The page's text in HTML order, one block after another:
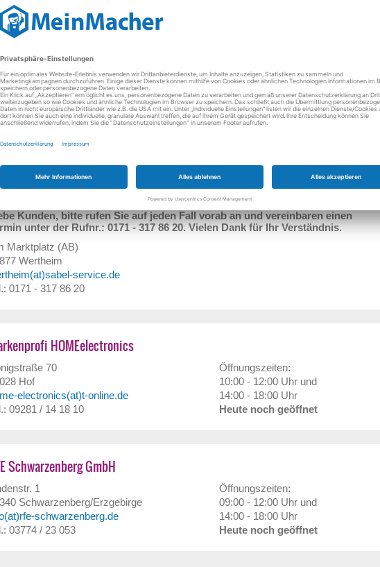
09232 / 69 00
Profi Kraus GmbH
6
Königsbach-Stein
Profi-Kraus.de
Öffnungszeiten:
08:00 - 12:30 Uhr und
15:00 - 18:00 Uhr
- Reparatur Schnell-Service Sabel
Kunden, bitte rufen Sie auf jeden Fall vorab an und vereinbaren einen
unter der Rufnr.: 0171 - 317 86 20. Vielen Dank für Ihr Verständnis.
Marktplatz (AB)
Wertheim
service.de
0171 - 317 86 20
HOMEelectronics
70
Hof
electronics(at)t-online.de
09281 / 14 18 10
Öffnungszeiten:
10:00 - 12:00 Uhr und
14:00 - 18:00 Uhr
Heute noch geöffnet
Schwarzenberg GmbH
1
Schwarzenberg/Erzgebirge
schwarzenberg.de
03774 / 23 053
Öffnungszeiten:
09:00 - 12:00 Uhr und
14:00 - 18:00 Uhr
Heute noch geöffnet